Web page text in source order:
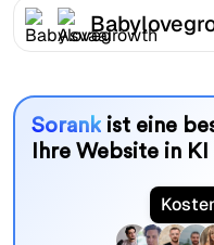
Sorankist eine
Ihre Website in